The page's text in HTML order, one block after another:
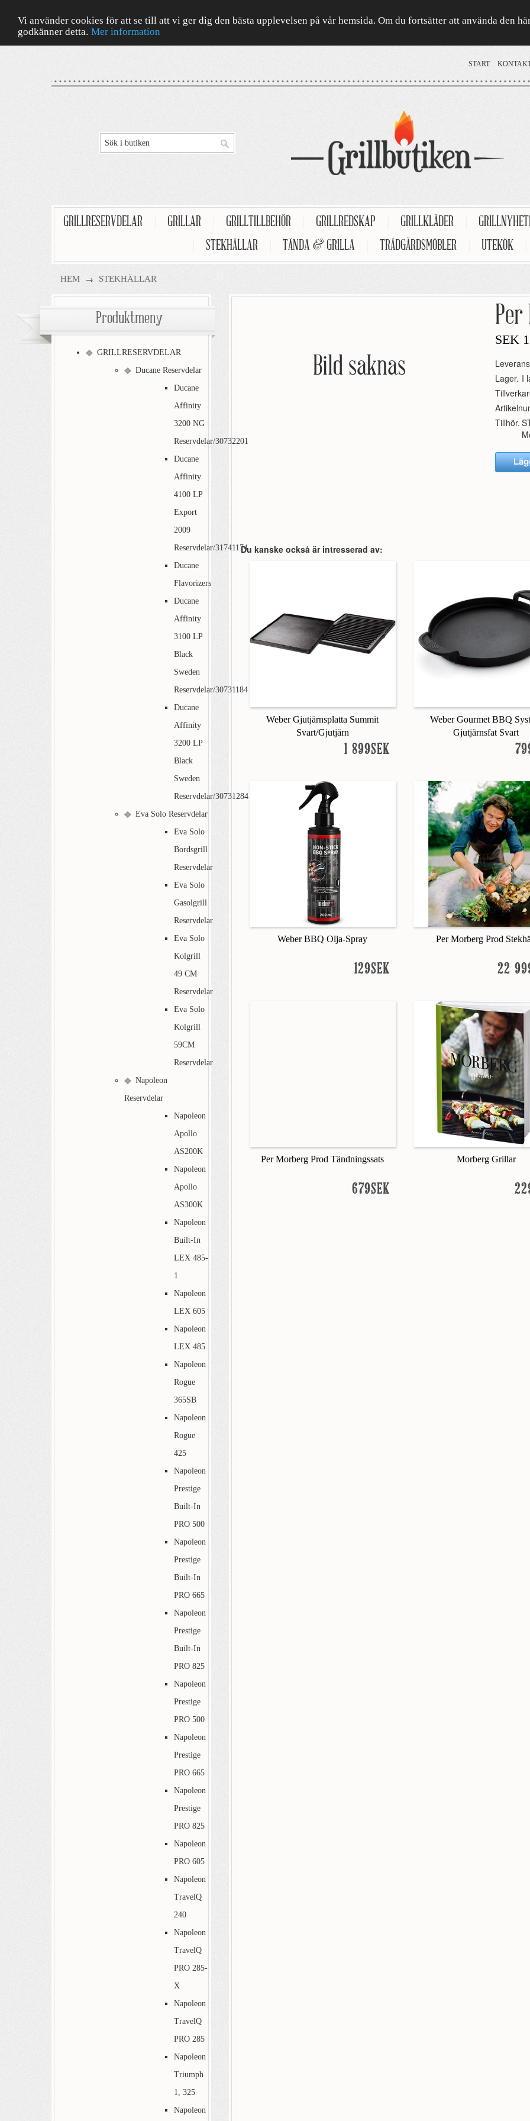
Vi använder cookies för att se till att vi ger dig den bästa upplevelsen på vår hemsida. Om du fortsätter att använda den
godkänner detta. Mer information
START
GRILLRESERVDELAR GRILLAR GRILLTILLBEHÖR GRILLREDSKAP GRILLKLÄDER
STEKHÄLLAR TÄNDA & GRILLA TRÄDGÅRDSMÖBLER UTEKÖK
HEM → STEKHÄLLAR
Bild saknas
Per
SEK
Lager. I
Tillhör.
Du kanske också är intresserad av:
Weber Gjutjärnsplatta Summit
Svart/Gjutjärn
1 899SEK
Weber Gourmet BBQ
Gjutjärnsfat Svart
Weber BBQ Olja-Spray
129SEK
Per Morberg Prod
22
Per Morberg Prod Tändningssats
679SEK
Morberg Grillar
Produktmeny
GRILLRESERVDELAR
Ducane Reservdelar
Ducane
Affinity
3200 NG
Reservdelar/30732201
Ducane
Affinity
4100 LP
Export
2009
Reservdelar/31741174
Ducane
Flavorizers
Ducane
Affinity
3100 LP
Black
Sweden
Reservdelar/30731184
Ducane
Affinity
3200 LP
Black
Sweden
Reservdelar/30731284
Eva Solo Reservdelar
Eva Solo
Bordsgrill
Reservdelar
Eva Solo
Gasolgrill
Reservdelar
Eva Solo
Kolgrill
49 CM
Reservdelar
Eva Solo
Kolgrill
59CM
Reservdelar
Napoleon
Reservdelar
Napoleon
Apollo
AS200K
Napoleon
Apollo
AS300K
Napoleon
Built-In
LEX 485-
1
Napoleon
LEX 605
Napoleon
LEX 485
Napoleon
Rogue
365SB
Napoleon
Rogue
425
Napoleon
Prestige
Built-In
PRO 500
Napoleon
Prestige
Built-In
PRO 665
Napoleon
Prestige
Built-In
PRO 825
Napoleon
Prestige
PRO 500
Napoleon
Prestige
PRO 665
Napoleon
Prestige
PRO 825
Napoleon
PRO 605
Napoleon
TravelQ
240
Napoleon
TravelQ
PRO 285-
X
Napoleon
TravelQ
PRO 285
Napoleon
Triumph
1, 325
Napoleon